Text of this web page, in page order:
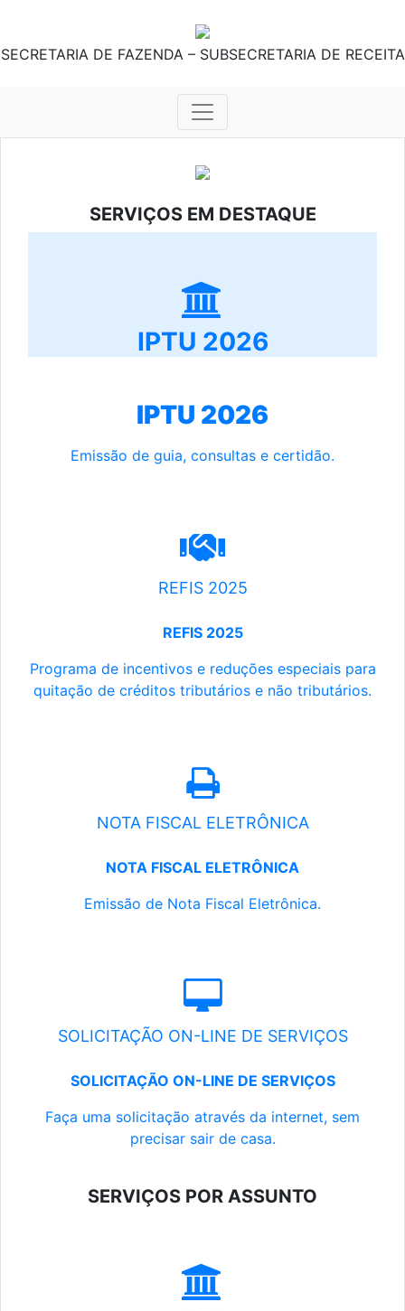
SECRETARIA DE FAZENDA – SUBSECRETARIA DE RECEITA
SERVIÇOS EM DESTAQUE
IPTU 2026
IPTU 2026
Emissão de guia, consultas e certidão.
REFIS 2025
REFIS 2025
Programa de incentivos e reduções especiais para
quitação de créditos tributários e não tributários.
NOTA FISCAL ELETRÔNICA
NOTA FISCAL ELETRÔNICA
Emissão de Nota Fiscal Eletrônica.
SOLICITAÇÃO ON-LINE DE SERVIÇOS
SOLICITAÇÃO ON-LINE DE SERVIÇOS
Faça uma solicitação através da internet, sem
precisar sair de casa.
SERVIÇOS POR ASSUNTO